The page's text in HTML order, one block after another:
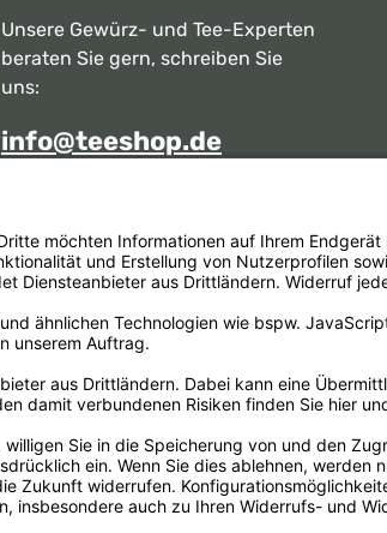
Unsere Gewürz- und Tee-Experten
beraten Sie gern, schreiben Sie
uns:
info@teeshop.de
Mo - Sa zwischen 10:00 - 17:00 Uhr
unter:
Vertrag widerrufen